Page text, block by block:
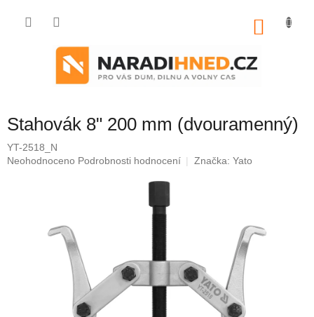
Stahovák 8" 200 mm (dvouramenný)
YT-2518_N
Průměrné
Neohodnoceno Podrobnosti hodnocení Značka: Yato